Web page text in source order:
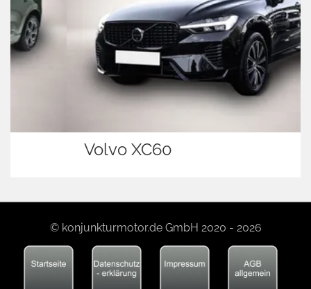
Volvo XC60
© konjunkturmotor.de GmbH 2020 - 2026